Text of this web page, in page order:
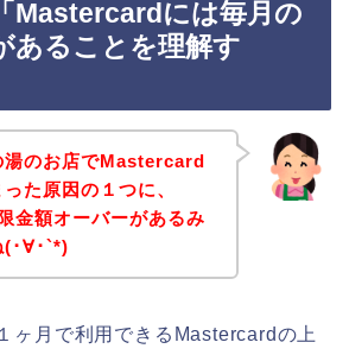
Mastercardには毎月の
あることを理解す
湯のお店でMastercard
た原因の１つに、
金額オーバーがあるみ
(･∀･`*)
ヶ月で利用できるMastercardの上